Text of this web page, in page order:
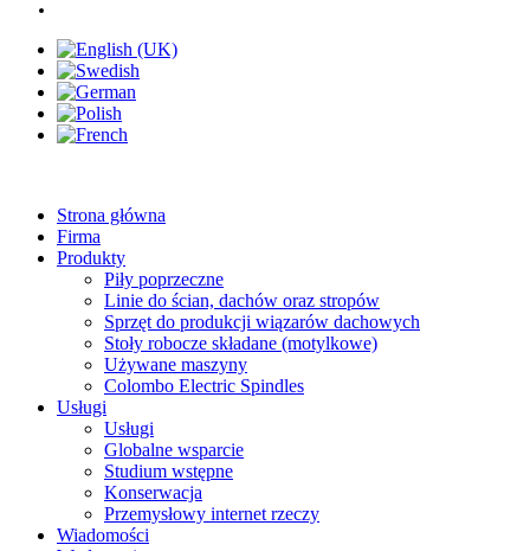
Strona główna
Firma
Produkty
Piły poprzeczne
Linie do ścian, dachów oraz stropów
Sprzęt do produkcji wiązarów dachowych
Stoły robocze składane (motylkowe)
Używane maszyny
Colombo Electric Spindles
Usługi
Usługi
Globalne wsparcie
Studium wstępne
Konserwacja
Przemysłowy internet rzeczy
Wiadomości